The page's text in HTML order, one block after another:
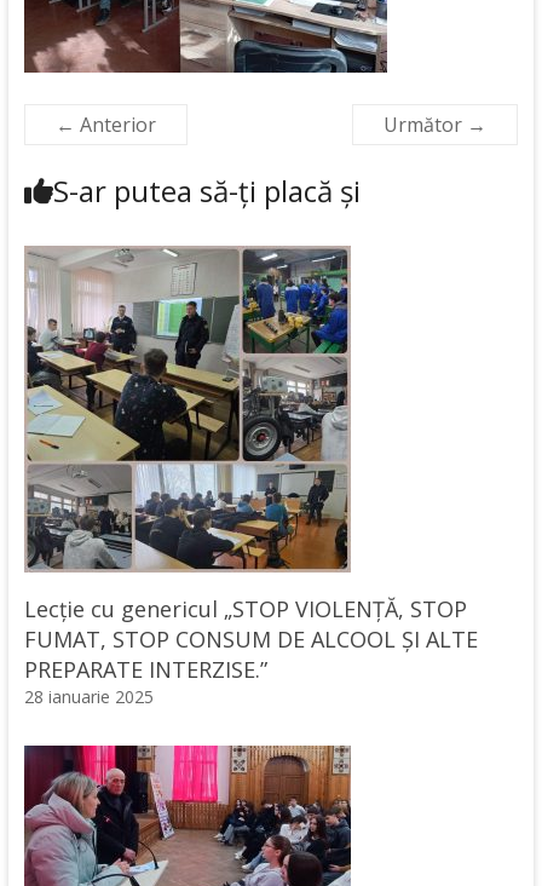
← Anterior Următor →
S-ar putea să-ți placă și
Lecție cu genericul „STOP VIOLENȚĂ, STOP
FUMAT, STOP CONSUM DE ALCOOL ȘI ALTE
PREPARATE INTERZISE.”
28 ianuarie 2025